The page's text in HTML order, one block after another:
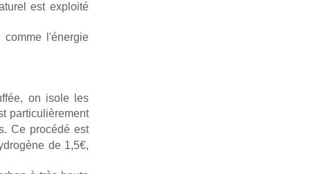
est exploité
comme l'énergie
on isole les
particulièrement
Ce procédé est
de 1,5€,